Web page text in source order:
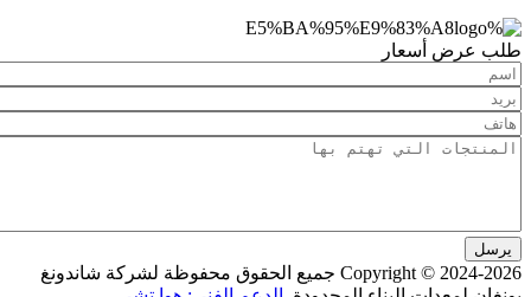
أسعار
Copyright © 2024-2026 جميع الحقوق محفوظة لشركة شاندونغ